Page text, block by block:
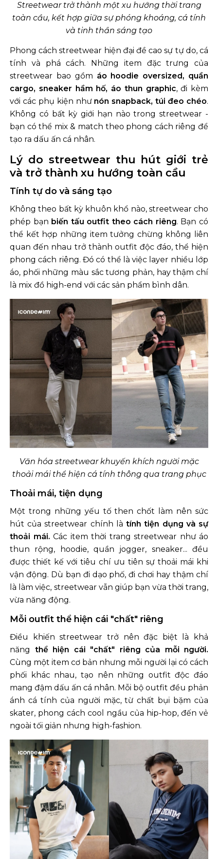
Streetwear trở thành một xu hướng thời trang
toàn cầu, kết hợp giữa sự phóng khoáng, cá tính
và tinh thần sáng tạo
Phong cách streetwear hiện đại đề cao sự tự do, cá
tính và phá cách. Những item đặc trưng của
streetwear bao gồm áo hoodie oversized, quần
cargo, sneaker hầm hố, áo thun graphic, đi kèm
với các phụ kiện như nón snapback, túi đeo chéo.
Không có bất kỳ giới hạn nào trong streetwear -
bạn có thể mix & match theo phong cách riêng để
tạo ra dấu ấn cá nhân.
Lý do streetwear thu hút giới trẻ
và trở thành xu hướng toàn cầu
Tính tự do và sáng tạo
Không theo bất kỳ khuôn khổ nào, streetwear cho
phép bạn biến tấu outfit theo cách riêng. Bạn có
thể kết hợp những item tưởng chừng không liên
quan đến nhau trở thành outfit độc đáo, thể hiện
phong cách riêng. Đó có thể là việc layer nhiều lớp
áo, phối những màu sắc tương phản, hay thậm chí
là mix đồ high-end với các sản phẩm bình dân.
Văn hóa streetwear khuyến khích người mặc
thoải mái thể hiện cá tính thông qua trang phục
Thoải mái, tiện dụng
Một trong những yếu tố then chốt làm nên sức
hút của streetwear chính là tính tiện dụng và sự
thoải mái. Các item thời trang streetwear như áo
thun rộng, hoodie, quần jogger, sneaker... đều
được thiết kế với tiêu chí ưu tiên sự thoải mái khi
vận động. Dù bạn đi dạo phố, đi chơi hay thậm chí
là làm việc, streetwear vẫn giúp bạn vừa thời trang,
vừa năng động.
Mỗi outfit thể hiện cái "chất" riêng
Điều khiến streetwear trở nên đặc biệt là khả
năng thể hiện cái "chất" riêng của mỗi người.
Cùng một item cơ bản nhưng mỗi người lại có cách
phối khác nhau, tạo nên những outfit độc đáo
mang đậm dấu ấn cá nhân. Mỗi bộ outfit đều phản
ánh cá tính của người mặc, từ chất bụi bặm của
skater, phong cách cool ngầu của hip-hop, đến vẻ
ngoài tối giản nhưng high-fashion.